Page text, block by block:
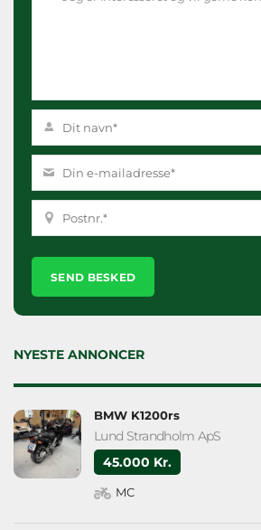
Please
leave
empty.
NYESTE ANNONCER
BMW K1200rs
Lund Strandholm ApS
45.000 Kr.
MC